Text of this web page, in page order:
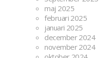
maj 2025
februari 2025
januari 2025
december 2024
november 2024